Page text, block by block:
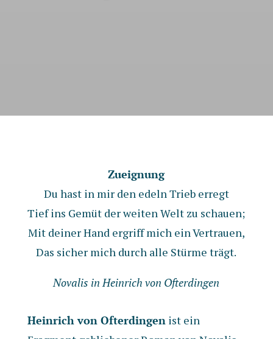
Zueignung
Du hast in mir den edeln Trieb erregt
Tief ins Gemüt der weiten Welt zu schauen;
Mit deiner Hand ergriff mich ein Vertrauen,
Das sicher mich durch alle Stürme trägt.
Novalis in Heinrich von Ofterdingen
Heinrich von Ofterdingenist ein